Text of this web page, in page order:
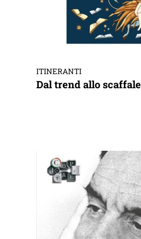
ITINERANTI
Dal trend allo scaffale